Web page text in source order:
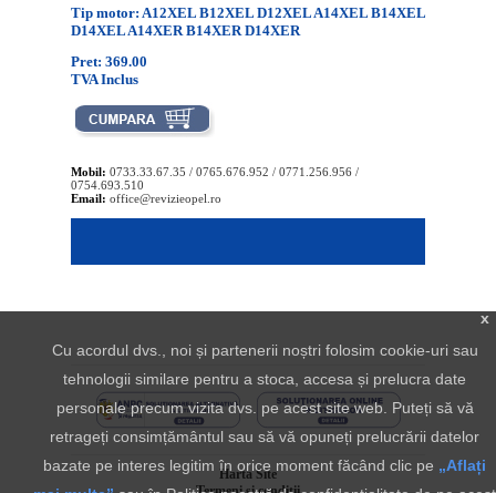
Tip motor: A12XEL B12XEL D12XEL A14XEL B14XEL
D14XEL A14XER B14XER D14XER
Pret: 369.00
TVA Inclus
Mobil: 0733.33.67.35 / 0765.676.952 / 0771.256.956 /
0754.693.510
Email: office@revizieopel.ro
Harta Site
x
Cu acordul dvs., noi și partenerii noștri folosim cookie-uri sau
tehnologii similare pentru a stoca, accesa și prelucra date
personale precum vizita dvs. pe acest site web. Puteți să vă
retrageți consimțământul sau să vă opuneți prelucrării datelor
bazate pe interes legitim în orice moment făcând clic pe „Aflați